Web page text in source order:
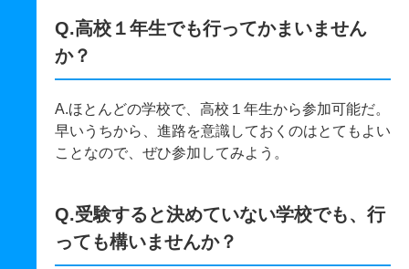
Q.高校１年生でも行ってかまいません
か？
A.ほとんどの学校で、高校１年生から参加可能だ。
早いうちから、進路を意識しておくのはとてもよい
ことなので、ぜひ参加してみよう。
Q.受験すると決めていない学校でも、行
っても構いませんか？